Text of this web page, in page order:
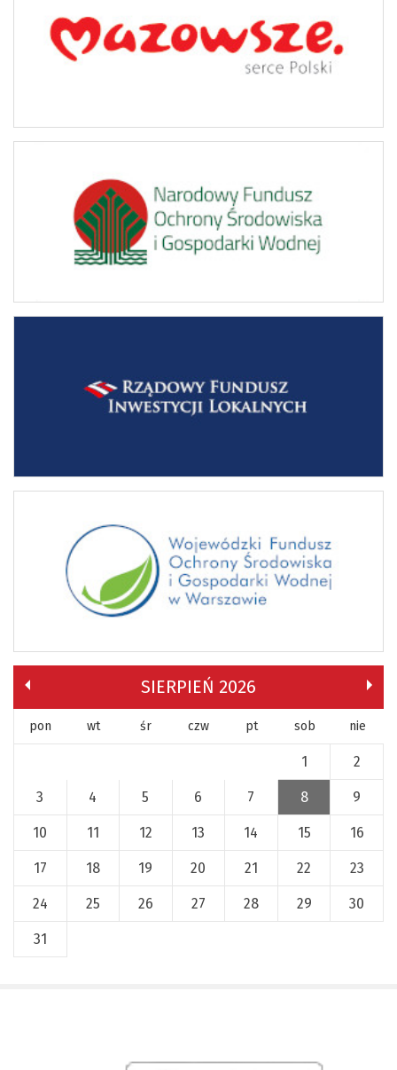
SIERPIEŃ 2026
pon wt śr czw pt sob nie
1 2
3 4 5 6 7 8 9
10 11 12 13 14 15 16
17 18 19 20 21 22 23
24 25 26 27 28 29 30
31
Maciejowicami oraz XXXV Rajd